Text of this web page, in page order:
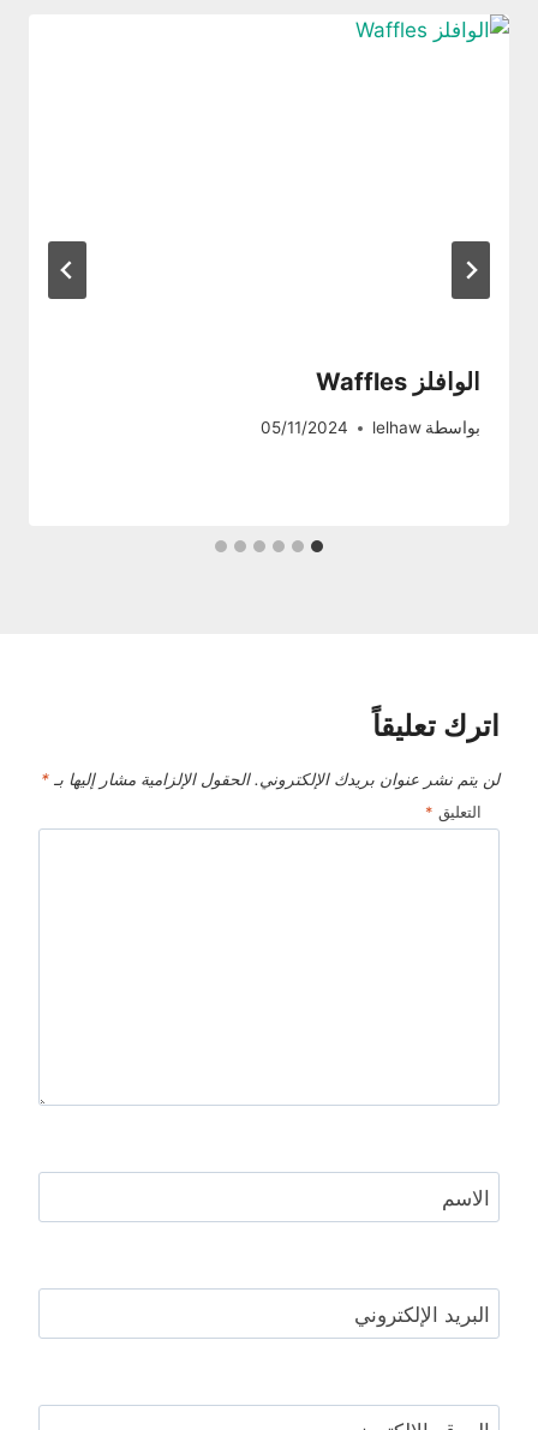
الوافلز Waffles
بواسطة lelhaw
05/11/2024
اترك تعليقاً
لن يتم نشر عنوان بريدك الإلكتروني. الحقول الإلزامية مشار إليها بـ *
التعليق *
الاسم
البريد الإلكتروني